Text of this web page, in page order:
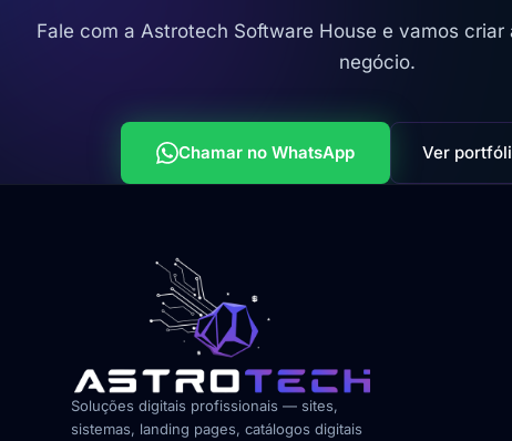
Fale com a Astrotech Software House e vamos criar
negócio.
Chamar no WhatsApp Ver
Soluções digitais profissionais — sites,
sistemas, landing pages, catálogos digitais